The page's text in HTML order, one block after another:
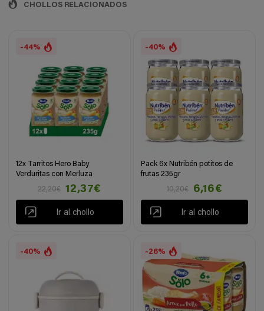
CHOLLOS RELACIONADOS
-44%
12x Tarritos Hero Baby
Verduritas con Merluza
22,20€
12,37€
Ir al chollo
-40%
Pack 6x Nutribén potitos de
frutas 235gr
10,20€
6,16€
Ir al chollo
-40% -26%